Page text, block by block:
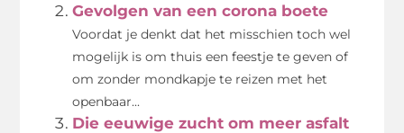
Gevolgen van een corona boete
Voordat je denkt dat het misschien toch wel
mogelijk is om thuis een feestje te geven of
om zonder mondkapje te reizen met het
openbaar...
Die eeuwige zucht om meer asfalt